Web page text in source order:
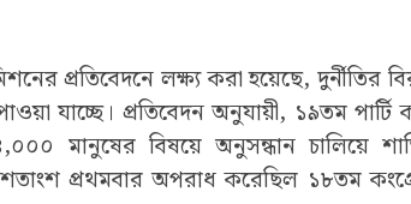
প্রতিবেদনে লক্ষ্য করা হয়েছে, দুর্নীতির
যাচ্ছে। প্রতিবেদন অনুযায়ী, ১৯তম পার্টি
মানুষের বিষয়ে অনুসন্ধান চালিয়ে
প্রথমবার অপরাধ করেছিল ১৮তম